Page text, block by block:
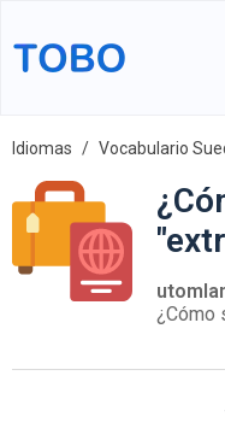
Idiomas Vocabulario
¿Cómo